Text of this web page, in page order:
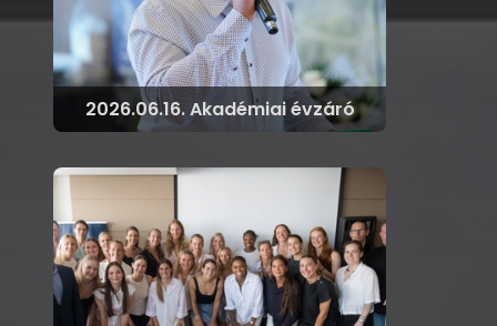
2026.06.16. Akadémiai évzáró